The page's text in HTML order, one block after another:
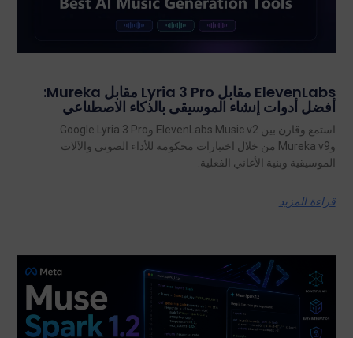
ElevenLabs مقابل Lyria 3 Pro مقابل Mureka:
أفضل أدوات إنشاء الموسيقى بالذكاء الاصطناعي
استمع وقارن بين ElevenLabs Music v2 وGoogle Lyria 3 Pro
وMureka v9 من خلال اختبارات محكومة للأداء الصوتي والآلات
الموسيقية وبنية الأغاني الفعلية.
قراءة المزيد